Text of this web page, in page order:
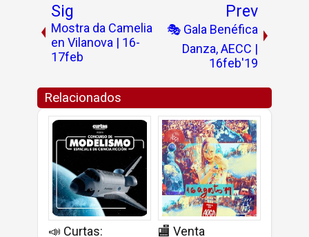
Sig
Mostra da Camelia
en Vilanova | 16-
17feb
Prev
🎭 Gala Benéfica
Danza, AECC |
16feb'19
Relacionados
📣 Curtas:
🏬 Venta